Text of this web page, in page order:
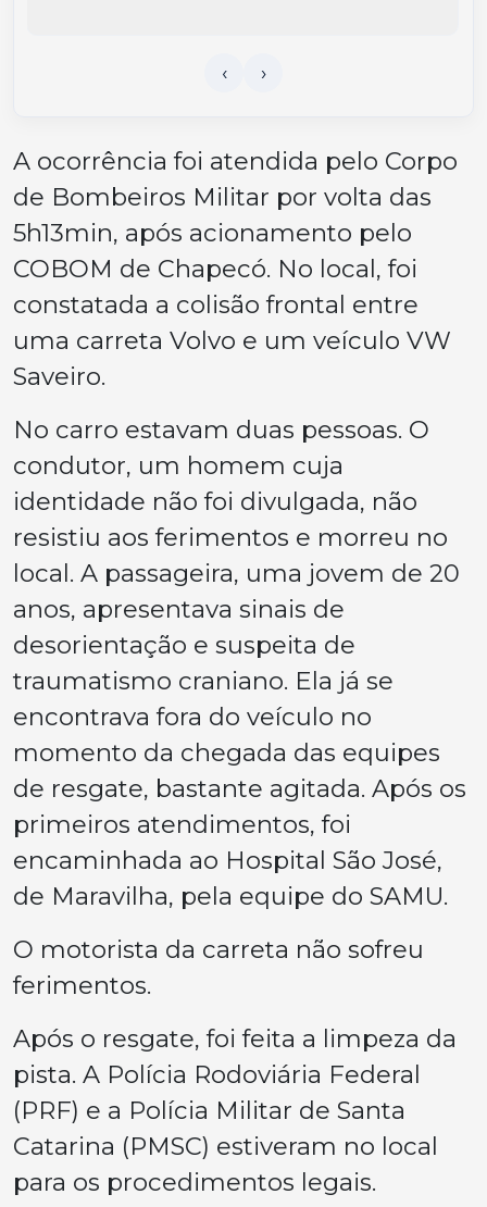
A ocorrência foi atendida pelo Corpo
de Bombeiros Militar por volta das
5h13min, após acionamento pelo
COBOM de Chapecó. No local, foi
constatada a colisão frontal entre
uma carreta Volvo e um veículo VW
Saveiro.
No carro estavam duas pessoas. O
condutor, um homem cuja
identidade não foi divulgada, não
resistiu aos ferimentos e morreu no
local. A passageira, uma jovem de 20
anos, apresentava sinais de
desorientação e suspeita de
traumatismo craniano. Ela já se
encontrava fora do veículo no
momento da chegada das equipes
de resgate, bastante agitada. Após os
primeiros atendimentos, foi
encaminhada ao Hospital São José,
de Maravilha, pela equipe do SAMU.
O motorista da carreta não sofreu
ferimentos.
Após o resgate, foi feita a limpeza da
pista. A Polícia Rodoviária Federal
(PRF) e a Polícia Militar de Santa
Catarina (PMSC) estiveram no local
para os procedimentos legais.